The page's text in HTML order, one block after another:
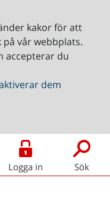
kakor för att
vår webbplats.
accepterar du
dem
Logga in Sök